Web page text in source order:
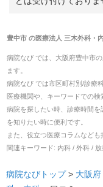
豊中市の医療法人 三木外科・
病院なび では、 大阪府豊中市の
ます。
病院なび では市区町村別/診療
医療機関や、キーワードでの検
病院を探したい時、診療時間
を知りたい時に便利です。
また、役立つ医療コラムなど
関連キーワード: 内科 / 外科 /
病院なびトップ > 大阪府